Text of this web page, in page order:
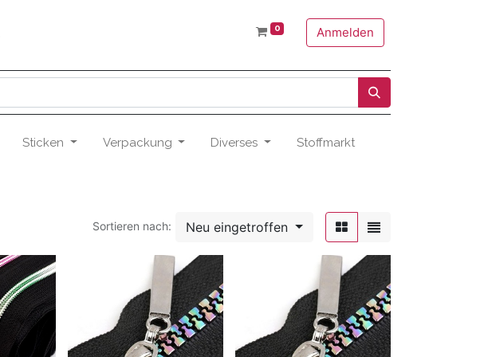
0 Anmelden
Sticken Verpackung Diverses Stoffmarkt
Sortieren nach: Neu eingetroffen